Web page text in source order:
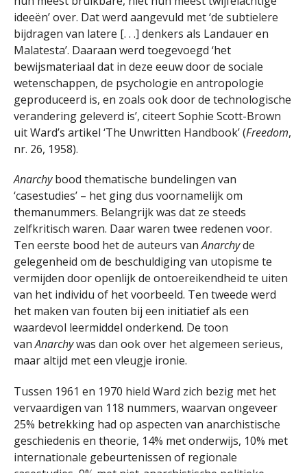
ideeën’ over. Dat werd aangevuld met ‘de subtielere
bijdragen van latere [. . .] denkers als Landauer en
Malatesta’. Daaraan werd toegevoegd ‘het
bewijsmateriaal dat in deze eeuw door de sociale
wetenschappen, de psychologie en antropologie
geproduceerd is, en zoals ook door de technologische
verandering geleverd is’, citeert Sophie Scott-Brown
uit Ward’s artikel ‘The Unwritten Handbook’ (Freedom,
nr. 26, 1958).
Anarchybood thematische bundelingen van
‘casestudies’ – het ging dus voornamelijk om
themanummers. Belangrijk was dat ze steeds
zelfkritisch waren. Daar waren twee redenen voor.
Ten eerste bood het de auteurs vanAnarchyde
gelegenheid om de beschuldiging van utopisme te
vermijden door openlijk de ontoereikendheid te uiten
van het individu of het voorbeeld. Ten tweede werd
het maken van fouten bij een initiatief als een
waardevol leermiddel onderkend. De toon
vanAnarchywas dan ook over het algemeen serieus,
maar altijd met een vleugje ironie.
Tussen 1961 en 1970 hield Ward zich bezig met het
vervaardigen van 118 nummers, waarvan ongeveer
25% betrekking had op aspecten van anarchistische
geschiedenis en theorie, 14% met onderwijs, 10% met
internationale gebeurtenissen of regionale